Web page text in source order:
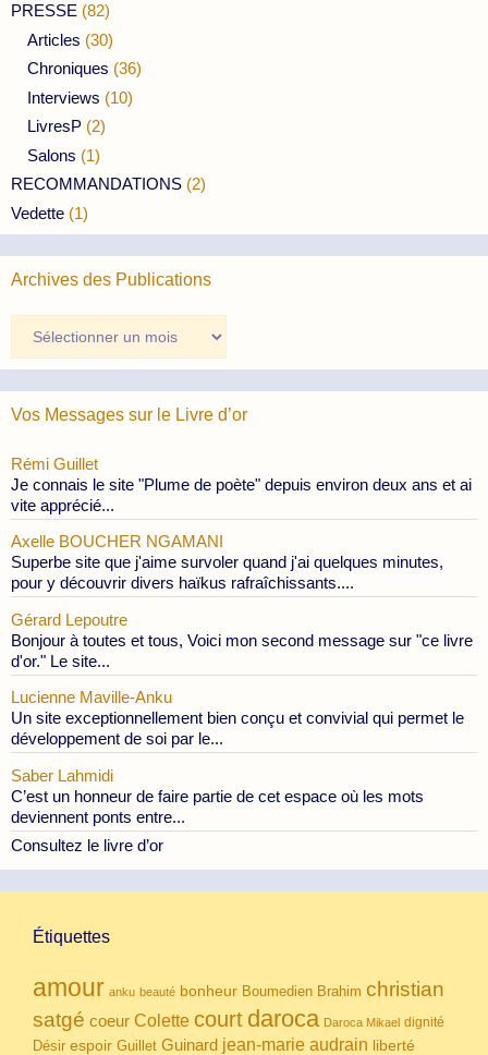
PRESSE (82)
Articles (30)
Chroniques (36)
Interviews (10)
LivresP (2)
Salons (1)
RECOMMANDATIONS (2)
Vedette (1)
Archives des Publications
des
Publications
Vos Messages sur le Livre d’or
Rémi Guillet
Je connais le site "Plume de poète" depuis environ deux ans et ai
vite apprécié...
Axelle BOUCHER NGAMANI
Superbe site que j'aime survoler quand j'ai quelques minutes,
pour y découvrir divers haïkus rafraîchissants....
Gérard Lepoutre
Bonjour à toutes et tous, Voici mon second message sur "ce livre
d'or." Le site...
Lucienne Maville-Anku
Un site exceptionnellement bien conçu et convivial qui permet le
développement de soi par le...
Saber Lahmidi
C’est un honneur de faire partie de cet espace où les mots
deviennent ponts entre...
Consultez le livre d’or
Étiquettes
amour anku beauté bonheur Boumedien Brahim christian
satgé coeur Colette court daroca Daroca Mikael dignité
Désir espoir Guillet Guinard jean-marie audrain liberté